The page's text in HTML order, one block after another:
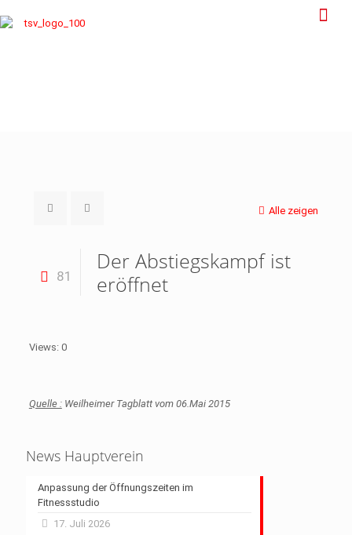
Alle zeigen
81
Der Abstiegskampf ist
eröffnet
Views: 0
Quelle :Weilheimer Tagblatt vom 06.Mai 2015
News Hauptverein
Anpassung der Öffnungszeiten im
Fitnessstudio
17. Juli 2026